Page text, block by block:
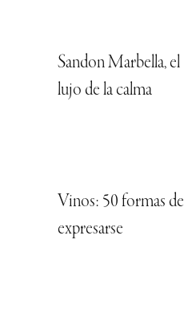
Sandon Marbella, el
lujo de la calma
Vinos: 50 formas de
expresarse